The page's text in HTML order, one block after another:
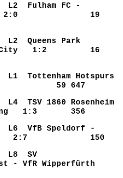
Fulham FC -
2:0 19
Queens Park
City 1:2 16
Tottenham Hotspurs
5:0 59 647
TSV 1860 Rosenheim
1:3 356
L6 VfB Speldorf -
2:7 150
L8 SV
- VfR Wipperfürth